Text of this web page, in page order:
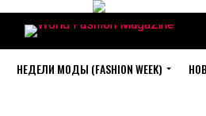
НЕДЕЛИ МОДЫ (FASHION WEEK)